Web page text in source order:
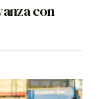
con